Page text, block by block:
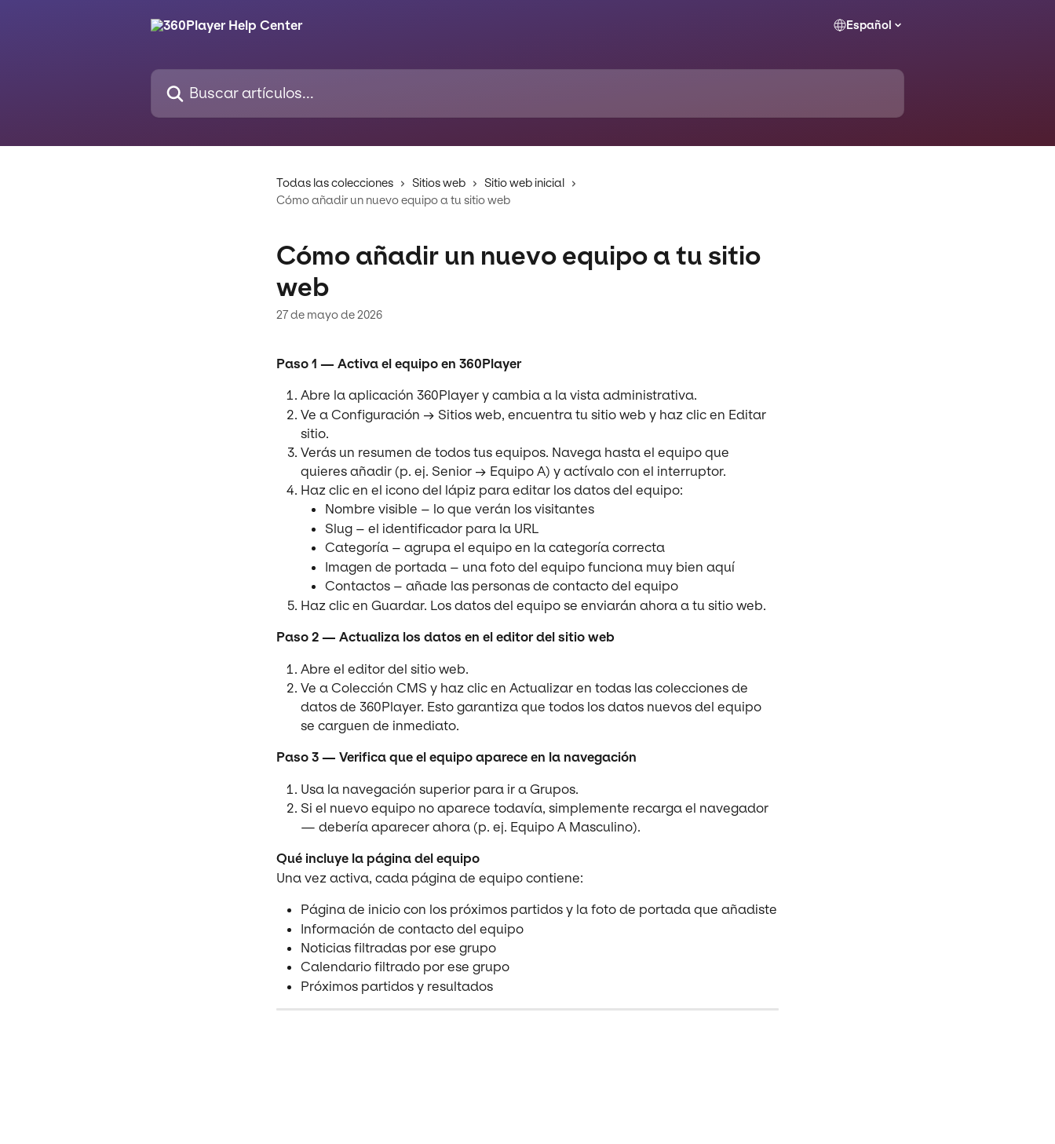
Español
Buscar artículos...
Todas las colecciones Sitios web
Sitio web inicial
Cómo añadir un nuevo equipo a tu sitio web
Cómo añadir un nuevo equipo a tu sitio
web
27 de mayo de 2026
Paso 1 — Activa el equipo en 360Player
Abre la aplicación 360Player y cambia a la vista administrativa.
Ve a Configuración → Sitios web, encuentra tu sitio web y haz clic en Editar
sitio.
Verás un resumen de todos tus equipos. Navega hasta el equipo que
quieres añadir (p. ej. Senior → Equipo A) y actívalo con el interruptor.
Haz clic en el icono del lápiz para editar los datos del equipo:
Nombre visible – lo que verán los visitantes
Slug – el identificador para la URL
Categoría – agrupa el equipo en la categoría correcta
Imagen de portada – una foto del equipo funciona muy bien aquí
Contactos – añade las personas de contacto del equipo
Haz clic en Guardar. Los datos del equipo se enviarán ahora a tu sitio web.
Paso 2 — Actualiza los datos en el editor del sitio web
Abre el editor del sitio web.
Ve a Colección CMS y haz clic en Actualizar en todas las colecciones de
datos de 360Player. Esto garantiza que todos los datos nuevos del equipo
se carguen de inmediato.
Paso 3 — Verifica que el equipo aparece en la navegación
Usa la navegación superior para ir a Grupos.
Si el nuevo equipo no aparece todavía, simplemente recarga el navegador
— debería aparecer ahora (p. ej. Equipo A Masculino).
Qué incluye la página del equipo
Una vez activa, cada página de equipo contiene:
Página de inicio con los próximos partidos y la foto de portada que añadiste
Información de contacto del equipo
Noticias filtradas por ese grupo
Calendario filtrado por ese grupo
Próximos partidos y resultados